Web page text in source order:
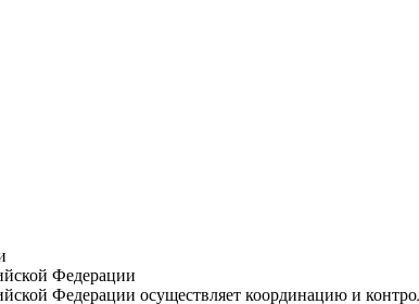
Федерации
Федерации осуществляет координацию и